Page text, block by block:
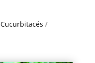
Cucurbitacés /